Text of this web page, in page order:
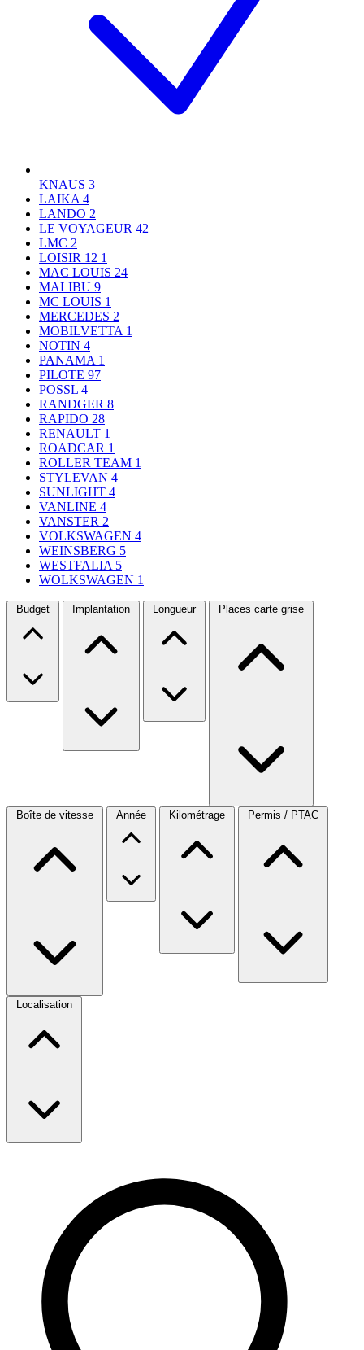
KNAUS 3
LAIKA 4
LANDO 2
LE VOYAGEUR 42
LMC 2
LOISIR 12 1
MAC LOUIS 24
MALIBU 9
MC LOUIS 1
MERCEDES 2
MOBILVETTA 1
NOTIN 4
PANAMA 1
PILOTE 97
POSSL 4
RANDGER 8
RAPIDO 28
RENAULT 1
ROADCAR 1
ROLLER TEAM 1
STYLEVAN 4
SUNLIGHT 4
VANLINE 4
VANSTER 2
VOLKSWAGEN 4
WEINSBERG 5
WESTFALIA 5
WOLKSWAGEN 1
Budget Implantation Longueur Places carte grise
Boîte de vitesse Année Kilométrage Permis / PTAC
Localisation